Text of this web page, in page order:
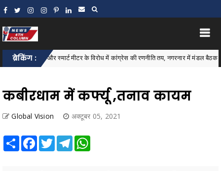
ब्रेकिंग :
वृद्धि और स्मार्ट मीटर के विरोध में कांग्रेस की रणनीति तय, नगरनार में मंडल बैठक संपन्न
कबीरधाम में कर्फ्यू ,तनाव कायम
Global Vision अक्टूबर 05, 2021
Share Facebook
TwitterTelegram